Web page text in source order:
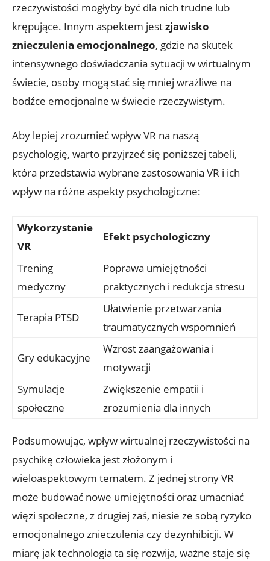
rzeczywistości‍ mogłyby być dla‌ nich trudne lub
krępujące. Innym aspektem‌ jestzjawisko
znieczulenia emocjonalnego, ⁣gdzie ‌na skutek
intensywnego doświadczania sytuacji w wirtualnym
świecie, osoby mogą​ stać‌ się mniej wrażliwe na⁢
bodźce emocjonalne ⁣w świecie rzeczywistym.
Aby lepiej zrozumieć ‌wpływ VR⁣ na naszą
psychologię,⁣ warto przyjrzeć się poniższej tabeli,
która przedstawia⁣ wybrane zastosowania⁣ VR i ich
wpływ​ na różne aspekty psychologiczne:
Wykorzystanie
VR
Efekt ‍psychologiczny
Trening
medyczny
Poprawa umiejętności
praktycznych i redukcja stresu
Terapia PTSD
Ułatwienie przetwarzania
traumatycznych wspomnień
Gry edukacyjne
Wzrost zaangażowania ⁣i
motywacji
Symulacje
społeczne
Zwiększenie empatii i
zrozumienia dla innych
Podsumowując, wpływ wirtualnej rzeczywistości na‍
psychikę człowieka ​jest złożonym ⁢i
wieloaspektowym tematem. Z jednej strony VR
może budować nowe umiejętności oraz umacniać
więzi społeczne,⁣ z ⁣drugiej zaś, niesie‍ ze ​sobą ryzyko
emocjonalnego​ znieczulenia ‌czy dezynhibicji. W
miarę⁣ jak technologia ‍ta się rozwija, ważne staje się